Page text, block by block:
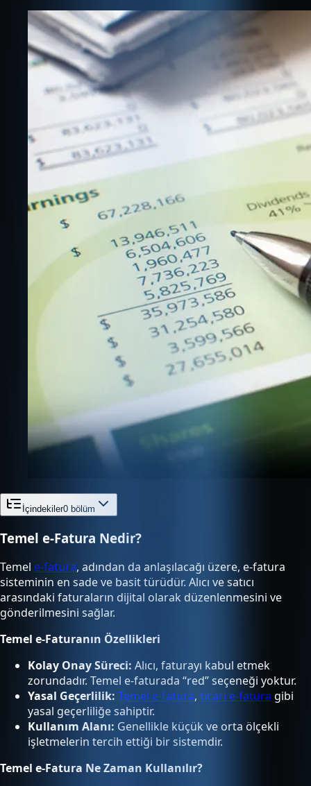
İçindekiler0 bölüm
Temel e-Fatura Nedir?
Temel e-fatura, adından da anlaşılacağı üzere, e-fatura
sisteminin en sade ve basit türüdür. Alıcı ve satıcı
arasındaki faturaların dijital olarak düzenlenmesini ve
gönderilmesini sağlar.
Temel e-Faturanın Özellikleri
Kolay Onay Süreci: Alıcı, faturayı kabul etmek
zorundadır. Temel e-faturada “red” seçeneği yoktur.
Yasal Geçerlilik: Temel e-fatura, ticari e-fatura gibi
yasal geçerliliğe sahiptir.
Kullanım Alanı: Genellikle küçük ve orta ölçekli
işletmelerin tercih ettiği bir sistemdir.
Temel e-Fatura Ne Zaman Kullanılır?